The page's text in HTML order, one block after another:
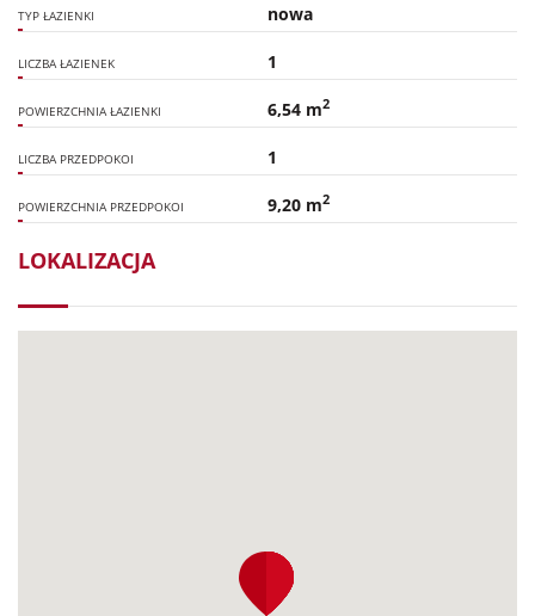
TYP ŁAZIENKI nowa
LICZBA ŁAZIENEK 1
POWIERZCHNIA ŁAZIENKI 6,54 m2
LICZBA PRZEDPOKOI 1
POWIERZCHNIA PRZEDPOKOI 9,20 m2
LOKALIZACJA